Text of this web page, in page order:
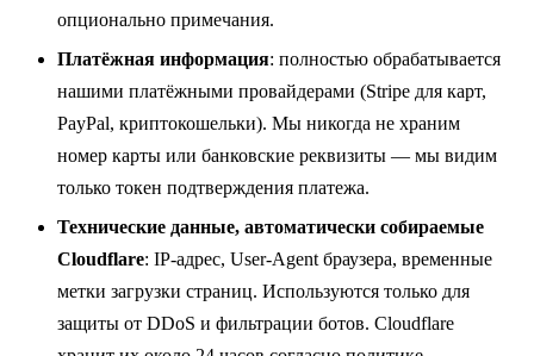
опционально примечания.
Платёжная информация: полностью обрабатывается
нашими платёжными провайдерами (Stripe для карт,
PayPal, криптокошельки). Мы никогда не храним
номер карты или банковские реквизиты — мы видим
только токен подтверждения платежа.
Технические данные, автоматически собираемые
Cloudflare: IP-адрес, User-Agent браузера, временные
метки загрузки страниц. Используются только для
защиты от DDoS и фильтрации ботов. Cloudflare